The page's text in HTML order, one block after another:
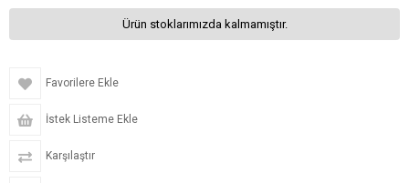
Ürün stoklarımızda kalmamıştır.
Favorilere Ekle
İstek Listeme Ekle
Karşılaştır